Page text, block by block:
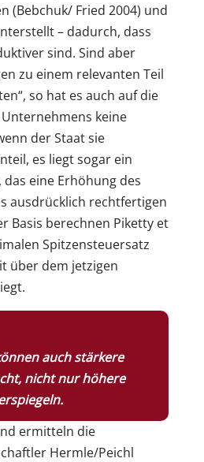
(Bebchuk/ Fried 2004) und
– dadurch, dass
sind. Sind aber
zu einem relevanten Teil
so hat es auch auf die
keine
der Staat sie
es liegt sogar ein
eine Erhöhung des
ausdrücklich rechtfertigen
Basis berechnen Piketty et
Spitzensteuersatz
über dem jetzigen
auch stärkere
nicht nur höhere
ermitteln die
Hermle/Peichl